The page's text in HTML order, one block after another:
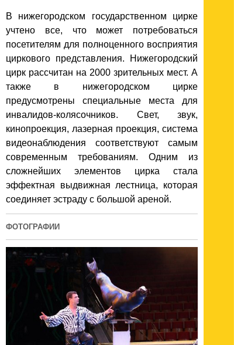
В нижегородском государственном цирке
учтено все, что может потребоваться
посетителям для полноценного восприятия
циркового представления. Нижегородский
цирк рассчитан на 2000 зрительных мест. А
также в нижегородском цирке
предусмотрены специальные места для
инвалидов-колясочников. Свет, звук,
кинопроекция, лазерная проекция, система
видеонаблюдения соответствуют самым
современным требованиям. Одним из
сложнейших элементов цирка стала
эффектная выдвижная лестница, которая
соединяет эстраду с большой ареной.
ФОТОГРАФИИ